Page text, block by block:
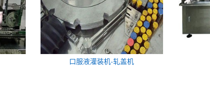
口服液灌装机-轧盖机